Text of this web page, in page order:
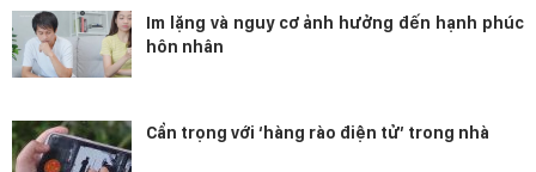
Im lặng và nguy cơ ảnh hưởng đến hạnh phúc
hôn nhân
Cẩn trọng với ‘hàng rào điện tử’ trong nhà